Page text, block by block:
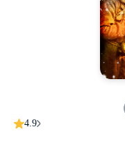
4.9